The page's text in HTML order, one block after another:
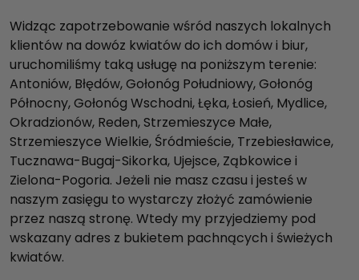
Widząc zapotrzebowanie wśród naszych lokalnych
klientów na dowóz kwiatów do ich domów i biur,
uruchomiliśmy taką usługę na poniższym terenie:
Antoniów, Błędów, Gołonóg Południowy, Gołonóg
Północny, Gołonóg Wschodni, Łęka, Łosień, Mydlice,
Okradzionów, Reden, Strzemieszyce Małe,
Strzemieszyce Wielkie, Śródmieście, Trzebiesławice,
Tucznawa-Bugaj-Sikorka, Ujejsce, Ząbkowice i
Zielona-Pogoria. Jeżeli nie masz czasu i jesteś w
naszym zasięgu to wystarczy złożyć zamówienie
przez naszą stronę. Wtedy my przyjedziemy pod
wskazany adres z bukietem pachnących i świeżych
kwiatów.